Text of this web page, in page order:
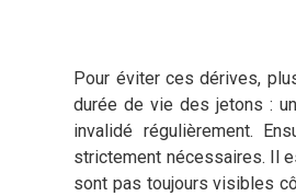
Pour éviter ces dérives,
durée de vie des jetons :
invalidé régulièrement.
strictement nécessaires. Il
sont pas toujours visibles